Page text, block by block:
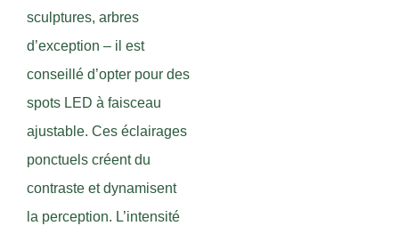
sculptures, arbres
d’exception – il est
conseillé d’opter pour des
spots LED à faisceau
ajustable. Ces éclairages
ponctuels créent du
contraste et dynamisent
la perception. L’intensité